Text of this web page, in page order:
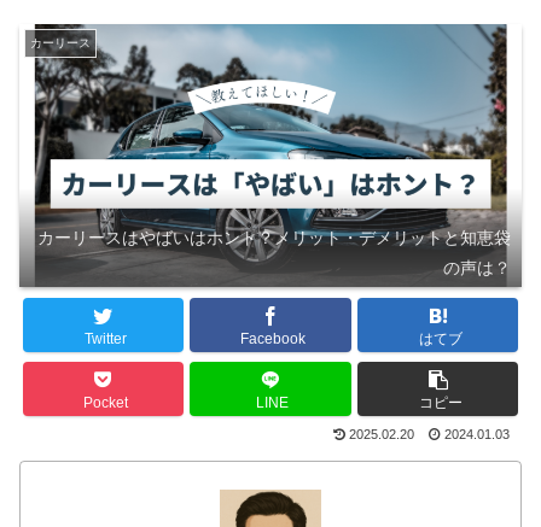
カーリース
カーリースはやばいはホント？メリット・デメリットと知恵袋
の声は？
Twitter Facebook はてブ
Pocket LINE コピー
2025.02.20 2024.01.03